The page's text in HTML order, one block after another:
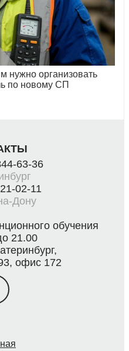
нужно организовать
по новому СП
63-36
02-11
Дону
обучения
21.00
офис 172